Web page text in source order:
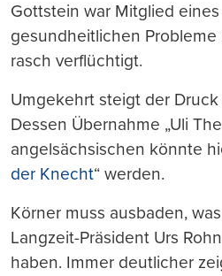
Gottstein war Mitglied eines
gesundheitlichen
rasch verflüchtigt.
Umgekehrt steigt der Druck
Dessen Übernahme „Uli
angelsächsischen könnte
der Knecht“ werden.
Körner muss ausbaden,
Langzeit-Präsident Urs
haben. Immer deutlicher